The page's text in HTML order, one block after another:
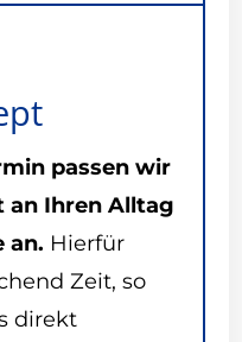
passen wir
an Ihren Alltag
an. Hierfür
Zeit, so
direkt